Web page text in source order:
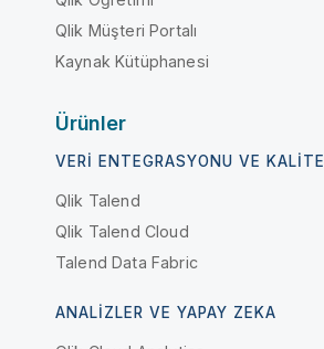
Qlik Müşteri Portalı
Kaynak Kütüphanesi
Ürünler
VERI ENTEGRASYONU VE KALITE
Qlik Talend
Qlik Talend Cloud
Talend Data Fabric
ANALIZLER VE YAPAY ZEKA